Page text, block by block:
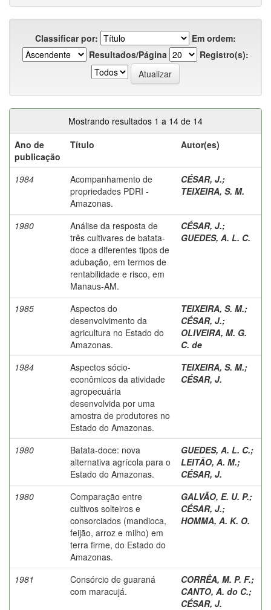
Classificar por:
Em ordem:
Resultados/Página
Registro(s):
Mostrando resultados 1 a 14 de 14
Ano de
publicação
Título Autor(es)
1984
Acompanhamento de
propriedades PDRI -
Amazonas.
CÉSAR, J.;
TEIXEIRA, S. M.
1980
Análise da resposta de
três cultivares de batata-
doce a diferentes tipos de
adubação, em termos de
rentabilidade e risco, em
Manaus-AM.
CÉSAR, J.;
GUEDES, A. L. C.
1985
Aspectos do
desenvolvimento da
agricultura no Estado do
Amazonas.
TEIXEIRA, S. M.;
CÉSAR, J.;
OLIVEIRA, M. G.
C. de
1984
Aspectos sócio-
econômicos da atividade
agropecuária
desenvolvida por uma
amostra de produtores no
Estado do Amazonas.
TEIXEIRA, S. M.;
CÉSAR, J.
1980
Batata-doce: nova
alternativa agrícola para o
Estado do Amazonas.
GUEDES, A. L. C.;
LEITÃO, A. M.;
CÉSAR, J.
1980
Comparação entre
cultivos solteiros e
consorciados (mandioca,
feijão, arroz e milho) em
terra firme, do Estado do
Amazonas.
GALVÃO, E. U. P.;
CÉSAR, J.;
HOMMA, A. K. O.
1981
Consórcio de guaraná
com maracujá.
CORRÊA, M. P. F.;
CANTO, A. do C.;
CÉSAR, J.